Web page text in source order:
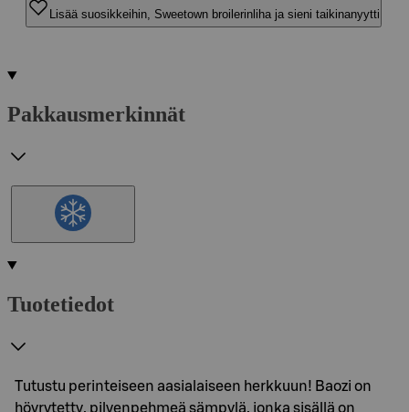
Lisää suosikkeihin, Sweetown broilerinliha ja sieni taikinanyytti
Pakkausmerkinnät
Tuotetiedot
Tutustu perinteiseen aasialaiseen herkkuun! Baozi on
höyrytetty, pilvenpehmeä sämpylä, jonka sisällä on